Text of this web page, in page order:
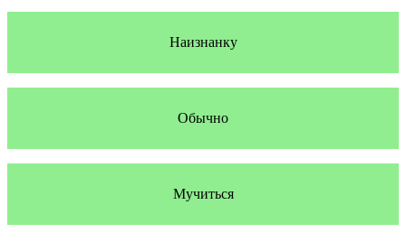
Наизнанку
Обычно
Мучиться